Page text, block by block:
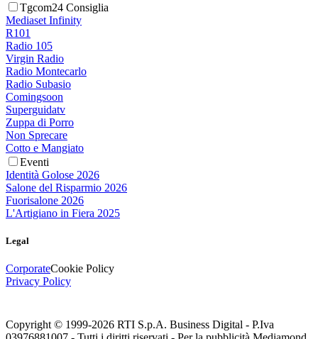
Tgcom24 Consiglia
Mediaset Infinity
R101
Radio 105
Virgin Radio
Radio Montecarlo
Radio Subasio
Comingsoon
Superguidatv
Zuppa di Porro
Non Sprecare
Cotto e Mangiato
Eventi
Identità Golose 2026
Salone del Risparmio 2026
Fuorisalone 2026
L'Artigiano in Fiera 2025
Legal
CorporateCookie Policy
Privacy Policy
Copyright © 1999-2026 RTI S.p.A. Business Digital - P.Iva